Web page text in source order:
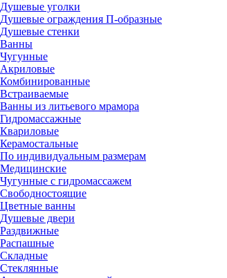
Душевые уголки
Душевые ограждения П-образные
Душевые стенки
Ванны
Чугунные
Акриловые
Комбинированные
Встраиваемые
Ванны из литьевого мрамора
Гидромассажные
Квариловые
Керамостальные
По индивидуальным размерам
Медицинские
Чугунные с гидромассажем
Свободностоящие
Цветные ванны
Душевые двери
Раздвижные
Распашные
Складные
Стеклянные